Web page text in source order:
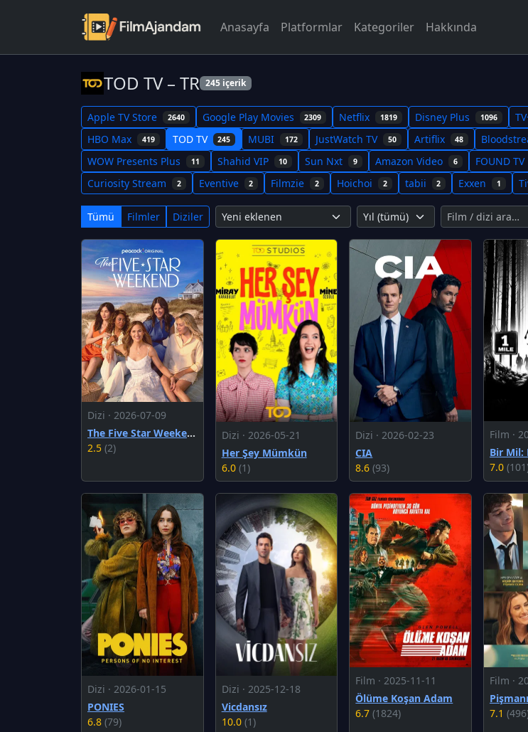
Anasayfa Platformlar Kategoriler Hakkında
TOD TV – TR 245 içerik
Apple TV Store 2640 Google Play Movies 2309 Netflix 1819 Disney Plus 1096
HBO Max 419 TOD TV 245 MUBI 172 JustWatch TV 50 Artiflix 48
WOW Presents Plus 11 Shahid VIP 10 Sun Nxt 9 Amazon Video 6 FOUND TV
Curiosity Stream 2 Eventive 2 Filmzie 2 Hoichoi 2 tabii 2 Exxen 1
Tümü Filmler Diziler
Dizi · 2026-07-09
The Five Star Weekend
2.5 (2)
Dizi · 2026-05-21
Her Şey Mümkün
6.0 (1)
Dizi · 2026-02-23
CIA
8.6(93)
Film ·
Bir Mil:
7.0
Dizi · 2026-01-15
PONIES
6.8 (79)
Dizi · 2025-12-18
Vicdansız
10.0 (1)
Film · 2025-11-11
Ölüme Koşan Adam
6.7(1824)
Film ·
7.1